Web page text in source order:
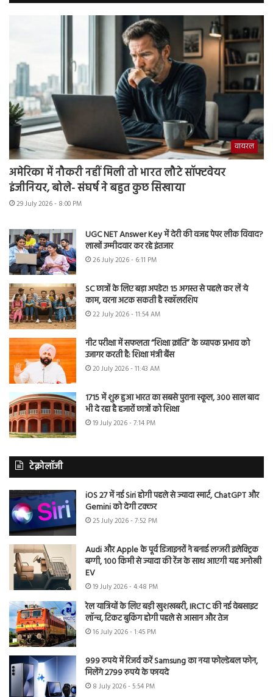
वायरल
अमेरिका में नौकरी नहीं मिली तो भारत लौटे सॉफ्टवेयर
इंजीनियर, बोले- संघर्ष ने बहुत कुछ सिखाया
29 July 2026 - 8:00 PM
UGC NET Answer Key में देरी की वजह पेपर लीक विवाद?
लाखों उम्मीदवार कर रहे इंतजार
26 July 2026 - 6:11 PM
SC छात्रों के लिए बड़ा अपडेट! 15 अगस्त से पहले कर लें ये
काम, वरना अटक सकती है स्कॉलरशिप
22 July 2026 - 11:54 AM
नीट परीक्षा में सफलता “शिक्षा क्रांति” के व्यापक प्रभाव को
उजागर करती है: शिक्षा मंत्री बैंस
20 July 2026 - 11:43 AM
1715 में शुरू हुआ भारत का सबसे पुराना स्कूल, 300 साल बाद
भी दे रहा है हजारों छात्रों को शिक्षा
19 July 2026 - 7:14 PM
टेक्नोलॉजी
iOS 27 में नई Siri होगी पहले से ज्यादा स्मार्ट, ChatGPT और
Gemini को देगी टक्कर
25 July 2026 - 7:52 PM
Audi और Apple के पूर्व डिजाइनरों ने बनाई लग्जरी इलेक्ट्रिक
बग्गी, 100 किमी से ज्यादा की रेंज के साथ आएगी यह अनोखी
EV
19 July 2026 - 4:48 PM
रेल यात्रियों के लिए बड़ी खुशखबरी, IRCTC की नई वेबसाइट
लॉन्च, टिकट बुकिंग होगी पहले से आसान और तेज
16 July 2026 - 1:45 PM
999 रुपये में रिजर्व करें Samsung का नया फोल्डेबल फोन,
मिलेंगे 2799 रुपये के फायदे
8 July 2026 - 5:54 PM